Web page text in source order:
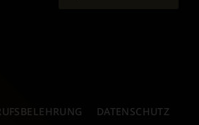
DATENSCHUTZ